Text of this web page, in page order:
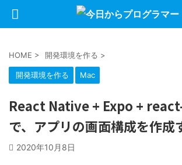
HOME > 開発環境を作る >
開発環境を作る Mac
React Native + Expo +
で、アプリの画面構成を作成
2020年10月8日